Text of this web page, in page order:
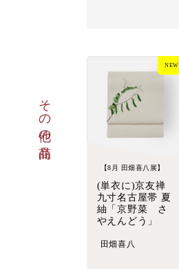
その他の商品
【8月 田畑喜八展】
(単衣に)京友禅
九寸名古屋帯 夏
紬「京野菜 さ
やえんどう」
田畑喜八
NEW